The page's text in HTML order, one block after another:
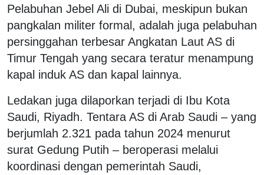
Pelabuhan Jebel Ali di Dubai, meskipun bukan
pangkalan militer formal, adalah juga pelabuhan
persinggahan terbesar Angkatan Laut AS di
Timur Tengah yang secara teratur menampung
kapal induk AS dan kapal lainnya.
Ledakan juga dilaporkan terjadi di Ibu Kota
Saudi, Riyadh. Tentara AS di Arab Saudi – yang
berjumlah 2.321 pada tahun 2024 menurut
surat Gedung Putih – beroperasi melalui
koordinasi dengan pemerintah Saudi,